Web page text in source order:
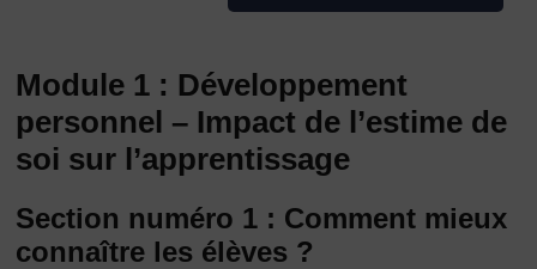
Module 1 : Développement
personnel – Impact de l’estime de
soi sur l’apprentissage
Section numéro 1 : Comment mieux
connaître les élèves ?